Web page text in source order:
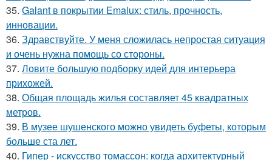
35. Galant в покрытии Emalux: стиль, прочность,
инновации.
36. Здравствуйте. У меня сложилась непростая ситуация
и очень нужна помощь со стороны.
37. Ловите большую подборку идей для интерьера
прихожей.
38. Общая площадь жилья составляет 45 квадратных
метров.
39. В музее шушенского можно увидеть буфеты, которым
больше ста лет.
40. Гипер - искусство томассон: когда архитектурный